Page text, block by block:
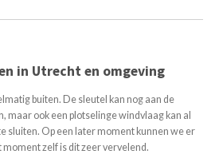
in Utrecht en omgeving
buiten. De sleutel kan nog aan de
maar ook een plotselinge windvlaag kan al
sluiten. Op een later moment kunnen we er
moment zelf is dit zeer vervelend.